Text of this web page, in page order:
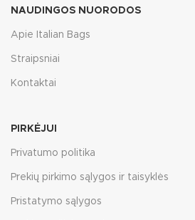
NAUDINGOS NUORODOS
Apie Italian Bags
Straipsniai
Kontaktai
PIRKĖJUI
Privatumo politika
Prekių pirkimo sąlygos ir taisyklės
Pristatymo sąlygos